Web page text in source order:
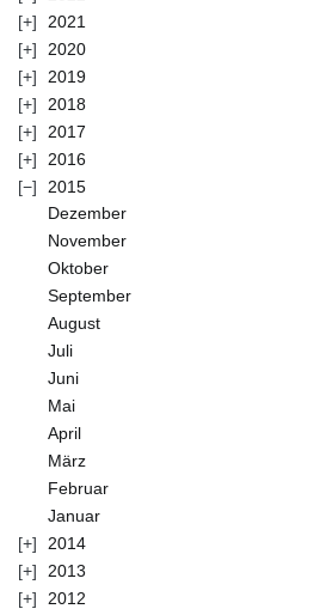
2021
2020
2019
2018
2017
2016
2015
Dezember
November
Oktober
September
August
Juli
Juni
Mai
April
März
Februar
Januar
2014
2013
2012